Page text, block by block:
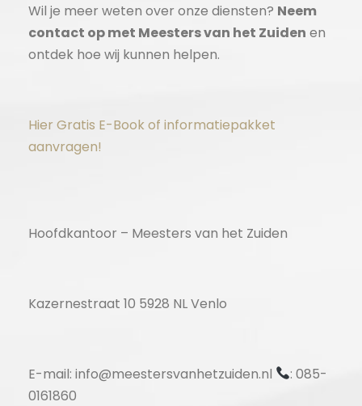
Wil je meer weten over onze diensten? Neem
contact op met Meesters van het Zuiden en
ontdek hoe wij kunnen helpen.
Hier Gratis E-Book of informatiepakket
aanvragen!
Hoofdkantoor – Meesters van het Zuiden
Kazernestraat 10 5928 NL Venlo
E-mail: info@meestersvanhetzuiden.nl
: 085-
0161860